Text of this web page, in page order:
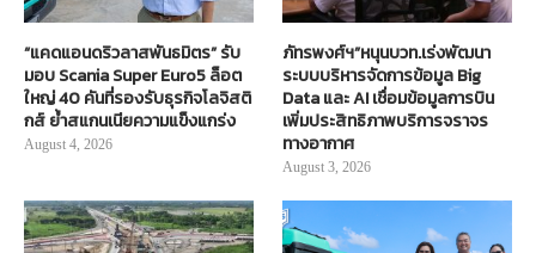
“แคดแอนดริวลาสพันธมิตร” รับ
มอบ Scania Super Euro5 ล็อต
ใหญ่ 40 คันที่รองรับธุรกิจโลจิสติ
กส์ ย้ำสแกนเนียความแข็งแกร่ง
August 4, 2026
ภัทรพงศ์ฯ”หนุนบวท.เร่งพัฒนา
ระบบบริหารจัดการข้อมูล Big
Data และ AI เชื่อมข้อมูลการบิน
เพิ่มประสิทธิภาพบริการจราจร
ทางอากาศ
August 3, 2026